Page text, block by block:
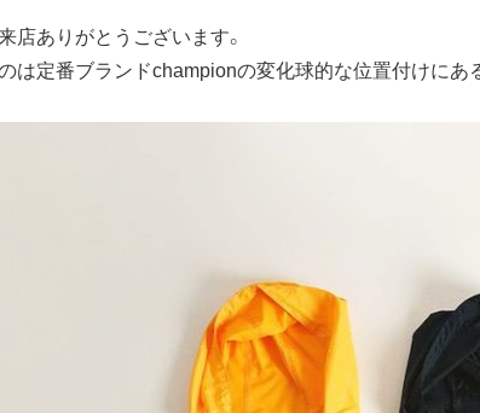
店ありがとうございます。
は定番ブランドchampionの変化球的な位置付けにあ